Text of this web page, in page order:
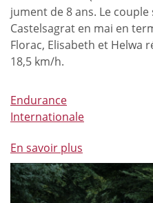
jument de 8 ans. Le
Castelsagrat en mai en
Florac, Elisabeth et Helwa
18,5 km/h.
Endurance
Internationale
En savoir plus
propos
de
Encore